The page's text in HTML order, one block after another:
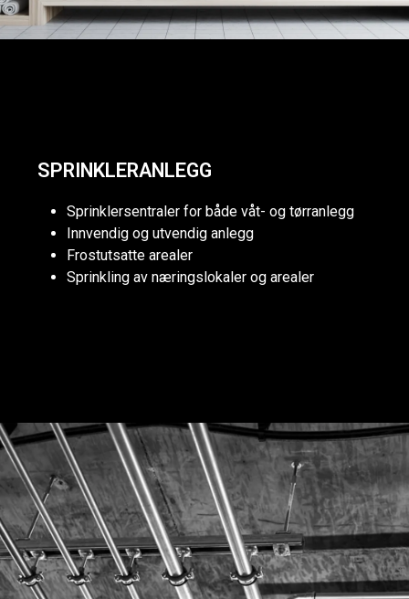
SPRINKLERANLEGG
Sprinklersentraler for både våt- og tørranlegg
Innvendig og utvendig anlegg
Frostutsatte arealer
Sprinkling av næringslokaler og arealer